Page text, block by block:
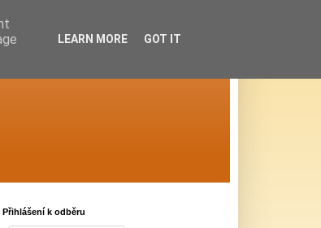
Přihlášení k odběru
LEARN MORE GOT IT